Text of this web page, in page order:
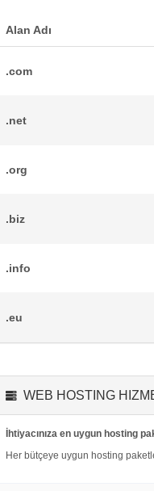
Alan Adı
.com
.net
.org
.biz
.info
.eu
WEB HOSTING
İhtiyacınıza en uygun hosting
Her bütçeye uygun hosting